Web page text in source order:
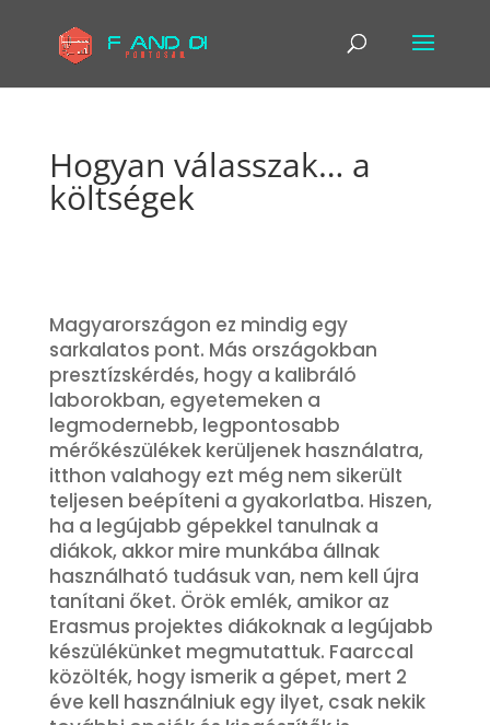
Hogyan válasszak… a
költségek
Magyarországon ez mindig egy
sarkalatos pont. Más országokban
presztízskérdés, hogy a kalibráló
laborokban, egyetemeken a
legmodernebb, legpontosabb
mérőkészülékek kerüljenek használatra,
itthon valahogy ezt még nem sikerült
teljesen beépíteni a gyakorlatba. Hiszen,
ha a legújabb gépekkel tanulnak a
diákok, akkor mire munkába állnak
használható tudásuk van, nem kell újra
tanítani őket. Örök emlék, amikor az
Erasmus projektes diákoknak a legújabb
készülékünket megmutattuk. Faarccal
közölték, hogy ismerik a gépet, mert 2
éve kell használniuk egy ilyet, csak nekik